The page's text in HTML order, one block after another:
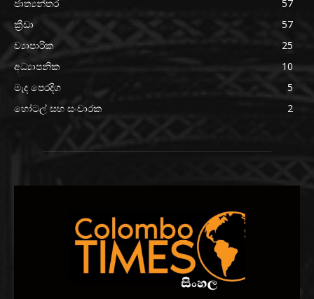
ජාත්‍යන්තර
57
ක්‍රීඩා
57
ව්‍යාපාරික
25
අධ්‍යාපනික
10
මැද පෙරදිග
5
හෝටල් සහ සංචාරක
2